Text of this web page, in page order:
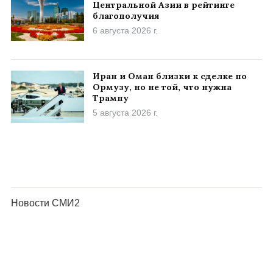
Центральной Азии в рейтинге
благополучия
6 августа 2026 г.
Иран и Оман близки к сделке по
Ормузу, но не той, что нужна
Трампу
5 августа 2026 г.